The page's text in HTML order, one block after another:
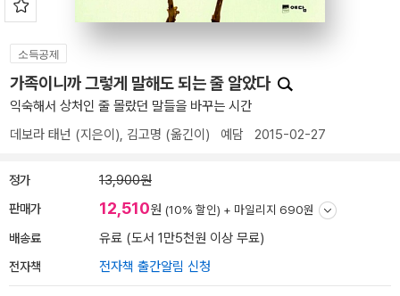
소득공제
가족이니까 그렇게 말해도 되는 줄 알았다
익숙해서 상처인 줄 몰랐던 말들을 바꾸는 시간
데보라 태넌 (지은이), 김고명 (옮긴이) 예담 2015-02-27
정가 13,900원
판매가 12,510원 (10% 할인) + 마일리지 690원
배송료 유료 (도서 1만5천원 이상 무료)
전자책 전자책 출간알림 신청